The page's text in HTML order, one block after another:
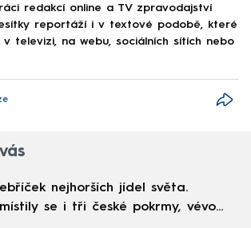
redakcí online a TV zpravodajství
reportáží i v textové podobě, které
televizi, na webu, sociálních sítích nebo
nejhorších jídel světa.
se i tři české pokrmy, vévodí